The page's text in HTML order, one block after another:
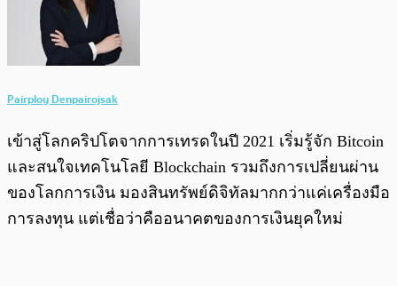
Pairploy Denpairojsak
เข้าสู่โลกคริปโตจากการเทรดในปี 2021 เริ่มรู้จัก Bitcoin
และสนใจเทคโนโลยี Blockchain รวมถึงการเปลี่ยนผ่าน
ของโลกการเงิน มองสินทรัพย์ดิจิทัลมากกว่าแค่เครื่องมือ
การลงทุน แต่เชื่อว่าคืออนาคตของการเงินยุคใหม่